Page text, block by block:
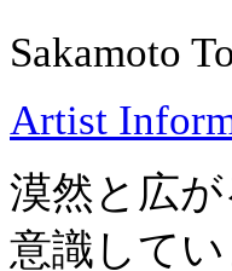
Sakamoto
Artist
漠然と広
意識してい